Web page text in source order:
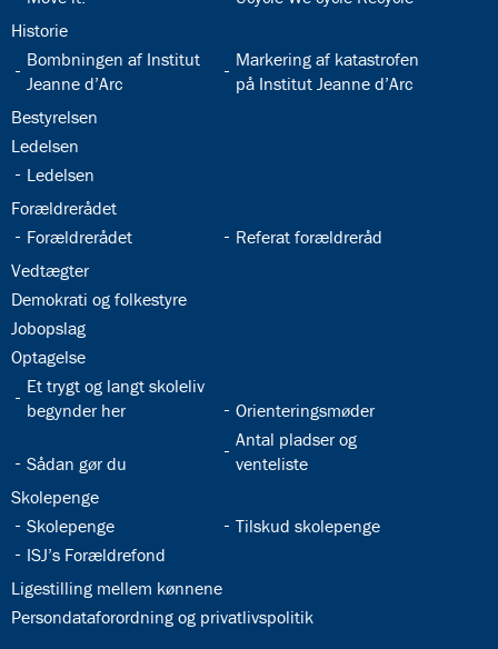
32.15:
Historie
32.16:
Bombningen af Institut
Jeanne d’Arc
32.17:
Markering af katastrofen
på Institut Jeanne d’Arc
32.18:
Bestyrelsen
32.19:
Ledelsen
32.20:
Ledelsen
32.21:
Forældrerådet
32.22:
Forældrerådet 32.23:
Referat forældreråd
32.24:
Vedtægter
32.25:
Demokrati og folkestyre
32.26:
Jobopslag
32.27:
Optagelse
32.28:
Et trygt og langt skoleliv
begynder her
32.29:
Orienteringsmøder
32.30:
Sådan gør du
32.31:
Antal pladser og
venteliste
32.32:
Skolepenge
32.33:
Skolepenge 32.34:
Tilskud skolepenge
32.35:
ISJ’s Forældrefond
32.36:
Ligestilling mellem kønnene
32.37:
Persondataforordning og privatlivspolitik